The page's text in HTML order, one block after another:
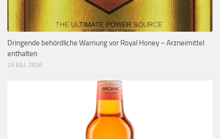
Dringende behördliche Warnung vor Royal Honey – Arzneimittel
enthalten
23 JULI, 2026